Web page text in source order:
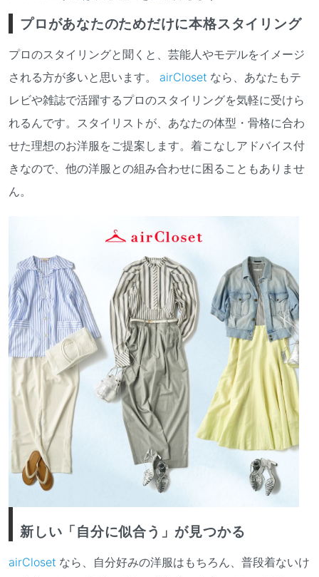
プロがあなたのためだけに本格スタイリング
プロのスタイリングと聞くと、芸能人やモデルをイメージ
される方が多いと思います。 airCloset なら、あなたもテ
レビや雑誌で活躍するプロのスタイリングを気軽に受けら
れるんです。スタイリストが、あなたの体型・骨格に合わ
せた理想のお洋服をご提案します。着こなしアドバイス付
きなので、他の洋服との組み合わせに困ることもありませ
ん。
新しい「自分に似合う」が見つかる
airCloset なら、自分好みの洋服はもちろん、普段着ないけ